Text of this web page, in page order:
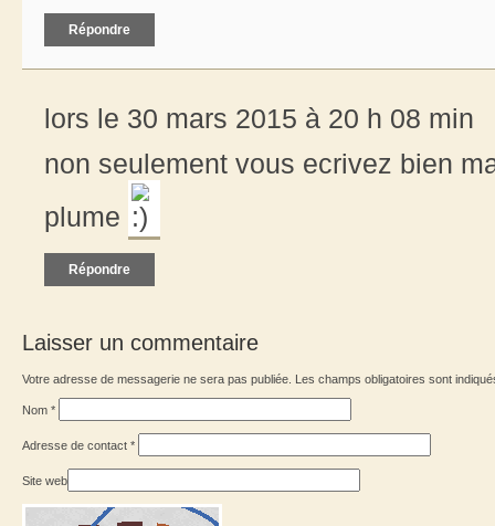
Répondre
lors le 30 mars 2015 à 20 h 08 min
non seulement vous ecrivez bien
plume
Répondre
Laisser un commentaire
Votre adresse de messagerie ne sera pas publiée. Les champs obligatoires sont
Nom *
Adresse de contact *
Site web